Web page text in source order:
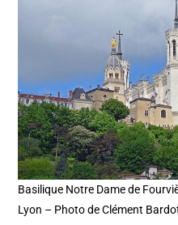
Basilique Notre Dame de
Lyon – Photo de Clément